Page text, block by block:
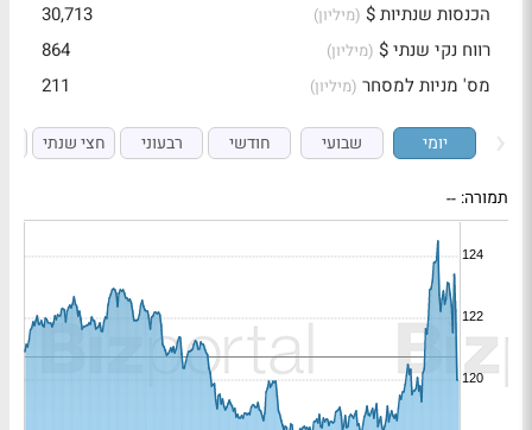
הכנסות שנתיות $ (מיליון)
30,713
רווח נקי שנתי $ (מיליון)
864
מס' מניות למסחר (מיליון) 211
יומי שבועי חודשי רבעוני חצי שנתי
תמורה: --